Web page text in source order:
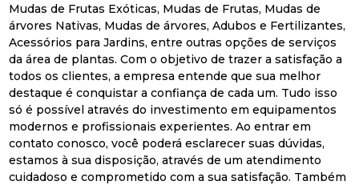
Mudas de Frutas Exóticas, Mudas de Frutas, Mudas de
árvores Nativas, Mudas de árvores, Adubos e Fertilizantes,
Acessórios para Jardins, entre outras opções de serviços
da área de plantas. Com o objetivo de trazer a satisfação a
todos os clientes, a empresa entende que sua melhor
destaque é conquistar a confiança de cada um. Tudo isso
só é possível através do investimento em equipamentos
modernos e profissionais experientes. Ao entrar em
contato conosco, você poderá esclarecer suas dúvidas,
estamos à sua disposição, através de um atendimento
cuidadoso e comprometido com a sua satisfação. Também